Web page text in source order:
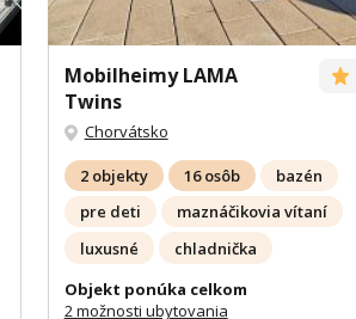
Mobilheimy LAMA
Twins
Chorvátsko
2 objekty 16 osôb
bazén
pre deti
maznáčikovia vítaní
luxusné
chladnička
Objekt ponúka celkom
2 možnosti ubytovania